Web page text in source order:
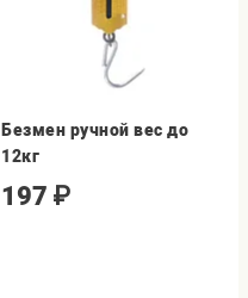
Безмен ручной вес до
12кг
197 ₽